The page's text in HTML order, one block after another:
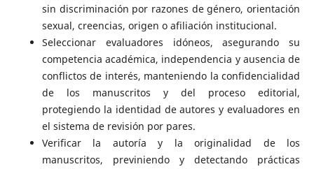
sin discriminación por razones de género, orientación
sexual, creencias, origen o afiliación institucional.
Seleccionar evaluadores idóneos, asegurando su
competencia académica, independencia y ausencia de
conflictos de interés, manteniendo la confidencialidad
de los manuscritos y del proceso editorial,
protegiendo la identidad de autores y evaluadores en
el sistema de revisión por pares.
Verificar la autoría y la originalidad de los
manuscritos, previniendo y detectando prácticas